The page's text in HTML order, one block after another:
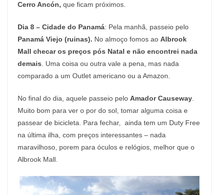
Cerro Ancón, que ficam próximos.
Dia 8 – Cidade do Panamá: Pela manhã, passeio pelo
Panamá Viejo (ruinas). No almoço fomos ao Albrook
Mall checar os preços pós Natal e não encontrei nada
demais . Uma coisa ou outra vale a pena, mas nada
comparado a um Outlet americano ou a Amazon.
No final do dia, aquele passeio pelo Amador Causeway
Muito bom para ver o por do sol, tomar alguma coisa e
passear de bicicleta. Para fechar, ainda tem um Duty Free
na última ilha, com preços interessantes – nada
maravilhoso, porem para óculos e relógios, melhor que o
Albrook Mall.